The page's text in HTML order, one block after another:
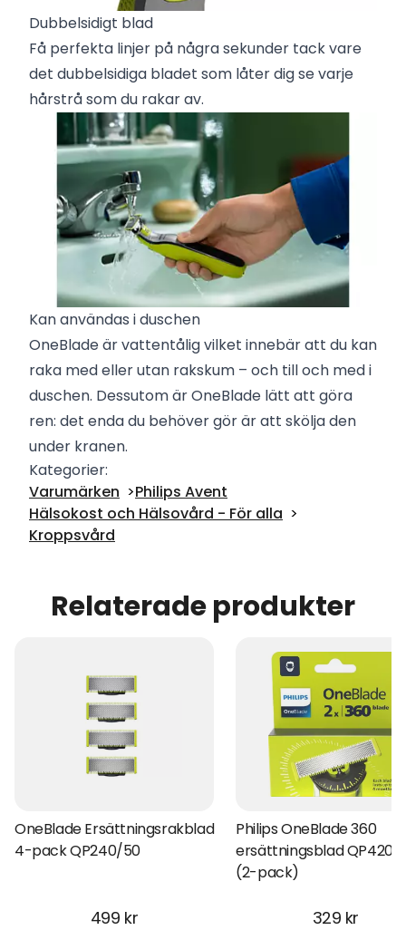
Dubbelsidigt blad
Få perfekta linjer på några sekunder tack vare
det dubbelsidiga bladet som låter dig se varje
hårstrå som du rakar av.
Kan användas i duschen
OneBlade är vattentålig vilket innebär att du kan
raka med eller utan rakskum – och till och med i
duschen. Dessutom är OneBlade lätt att göra
ren: det enda du behöver gör är att skölja den
under kranen.
Kategorier:
Varumärken
Philips Avent
Hälsokost och Hälsovård - För alla
Kroppsvård
Relaterade produkter
OneBlade Ersättningsrakblad
4-pack QP240/50
499 kr
Philips OneBlade 360
ersättningsblad QP420/
(2-pack)
329 kr